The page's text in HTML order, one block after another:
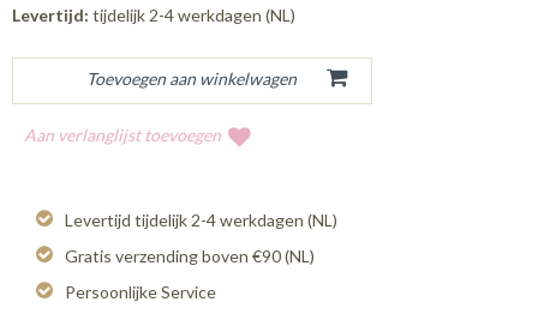
Levertijd: tijdelijk 2-4 werkdagen (NL)
Aan verlanglijst toevoegen
Levertijd tijdelijk 2-4 werkdagen (NL)
Gratis verzending boven €90 (NL)
Persoonlijke Service